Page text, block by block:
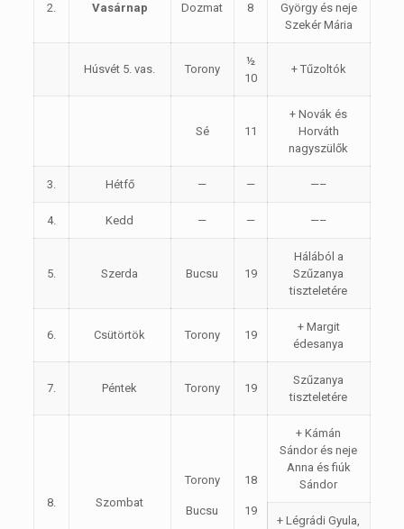
2. Vasárnap Dozmat 8
György és neje
Szekér Mária
Húsvét 5. vas. Torony
½
10
+ Tűzoltók
Sé 11
+ Novák és
Horváth
nagyszülők
3. Hétfő — — —–
4. Kedd — — —–
5. Szerda Bucsu 19
Hálából a
Szűzanya
tiszteletére
6. Csütörtök Torony 19
+ Margit
édesanya
7. Péntek Torony 19
Szűzanya
tiszteletére
8. Szombat
Torony
Bucsu
18
19
+ Kámán
Sándor és neje
Anna és fiúk
Sándor
+ Légrádi Gyula,